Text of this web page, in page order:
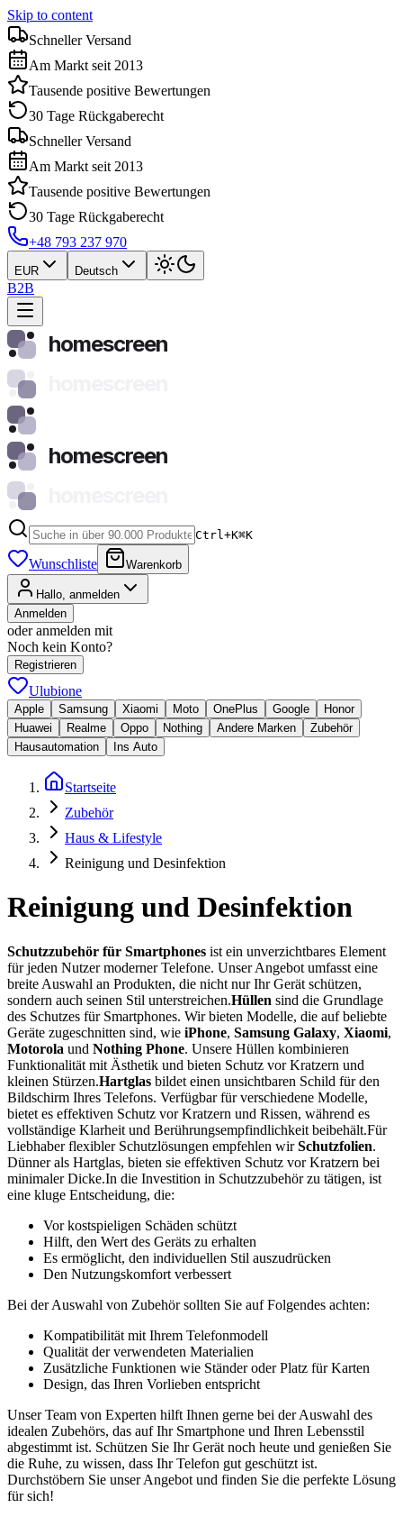
Skip to content
Schneller Versand
Am Markt seit 2013
Tausende positive Bewertungen
30 Tage Rückgaberecht
Schneller Versand
Am Markt seit 2013
Tausende positive Bewertungen
30 Tage Rückgaberecht
+48 793 237 970
EUR Deutsch
B2B
homescreen
homescreen
Ctrl+K⌘K
Wunschliste Warenkorb
Hallo, anmelden
Anmelden
oder anmelden mit
Noch kein Konto?
Registrieren
Ulubione
Apple Samsung Xiaomi Moto OnePlus Google
Honor
Huawei
Realme Oppo Nothing Andere Marken
Zubehör
Hausautomation
Ins Auto
Startseite
Zubehör
Haus & Lifestyle
Reinigung und Desinfektion
Reinigung und Desinfektion
Schutzzubehör für Smartphones ist ein unverzichtbares Element
für jeden Nutzer moderner Telefone. Unser Angebot umfasst eine
breite Auswahl an Produkten, die nicht nur Ihr Gerät schützen,
sondern auch seinen Stil unterstreichen.Hüllen sind die Grundlage
des Schutzes für Smartphones. Wir bieten Modelle, die auf beliebte
Geräte zugeschnitten sind, wie iPhone, Samsung Galaxy, Xiaomi,
Motorola und Nothing Phone. Unsere Hüllen kombinieren
Funktionalität mit Ästhetik und bieten Schutz vor Kratzern und
kleinen Stürzen.Hartglas bildet einen unsichtbaren Schild für den
Bildschirm Ihres Telefons. Verfügbar für verschiedene Modelle,
bietet es effektiven Schutz vor Kratzern und Rissen, während es
vollständige Klarheit und Berührungsempfindlichkeit beibehält.Für
Liebhaber flexibler Schutzlösungen empfehlen wirSchutzfolien.
Dünner als Hartglas, bieten sie effektiven Schutz vor Kratzern bei
minimaler Dicke.In die Investition in Schutzzubehör zu tätigen, ist
eine kluge Entscheidung, die:
Vor kostspieligen Schäden schützt
Hilft, den Wert des Geräts zu erhalten
Es ermöglicht, den individuellen Stil auszudrücken
Den Nutzungskomfort verbessert
Bei der Auswahl von Zubehör sollten Sie auf Folgendes achten:
Kompatibilität mit Ihrem Telefonmodell
Qualität der verwendeten Materialien
Zusätzliche Funktionen wie Ständer oder Platz für Karten
Design, das Ihren Vorlieben entspricht
Unser Team von Experten hilft Ihnen gerne bei der Auswahl des
idealen Zubehörs, das auf Ihr Smartphone und Ihren Lebensstil
abgestimmt ist. Schützen Sie Ihr Gerät noch heute und genießen Sie
die Ruhe, zu wissen, dass Ihr Telefon gut geschützt ist.
Durchstöbern Sie unser Angebot und finden Sie die perfekte Lösung
für sich!